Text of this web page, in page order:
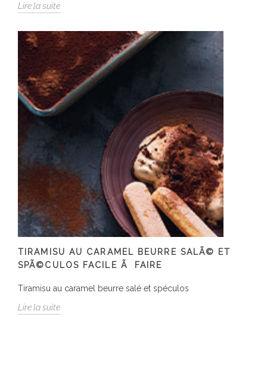
Lire la suite
TIRAMISU AU CARAMEL BEURRE SALÃ© ET
SPÃ©CULOS FACILE Ã FAIRE
Tiramisu au caramel beurre salé et spéculos
Lire la suite